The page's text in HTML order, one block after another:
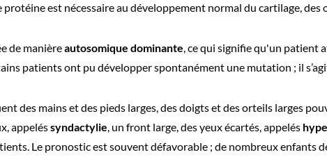
est nécessaire au développement normal du cartilage, des
de manièreautosomique dominante, ce qui signifie qu'un patient
patients ont pu développer spontanément une mutation ; il
des mains et des pieds larges, des doigts et des orteils larges
appeléssyndactylie, un front large, des yeux écartés, appelés
Le pronostic est souvent défavorable ; de nombreux enfants